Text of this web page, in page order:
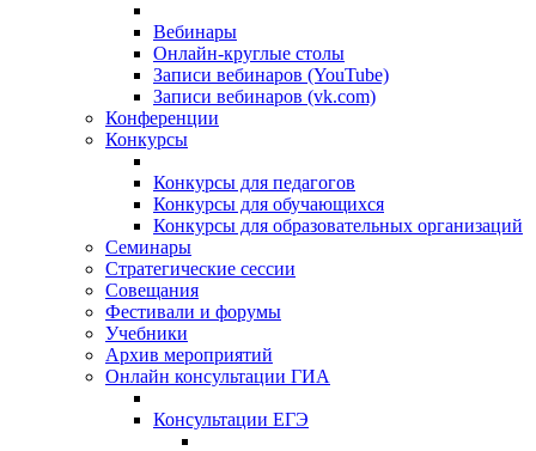
Вебинары
Онлайн-круглые столы
Записи вебинаров (YouTube)
Записи вебинаров (vk.com)
Конференции
Конкурсы
Конкурсы для педагогов
Конкурсы для обучающихся
Конкурсы для образовательных организаций
Семинары
Стратегические сессии
Совещания
Фестивали и форумы
Учебники
Архив мероприятий
Онлайн консультации ГИА
Консультации ЕГЭ